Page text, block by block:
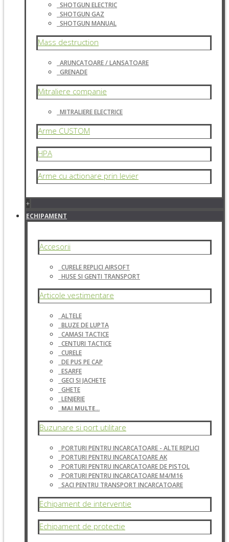
SHOTGUN ELECTRIC
SHOTGUN GAZ
SHOTGUN MANUAL
Mass destruction
ARUNCATOARE / LANSATOARE
GRENADE
Mitraliere companie
MITRALIERE ELECTRICE
Arme CUSTOM
HPA
Arme cu actionare prin levier
+
ECHIPAMENT
Accesorii
CURELE REPLICI AIRSOFT
HUSE SI GENTI TRANSPORT
Articole vestimentare
ALTELE
BLUZE DE LUPTA
CAMASI TACTICE
CENTURI TACTICE
CURELE
DE PUS PE CAP
ESARFE
GECI SI JACHETE
GHETE
LENJERIE
MAI MULTE...
Buzunare si port utilitare
PORTURI PENTRU INCARCATOARE - ALTE REPLICI
PORTURI PENTRU INCARCATOARE AK
PORTURI PENTRU INCARCATOARE DE PISTOL
PORTURI PENTRU INCARCATOARE M4/M16
SACI PENTRU TRANSPORT INCARCATOARE
Echipament de interventie
Echipament de protectie